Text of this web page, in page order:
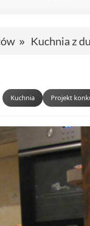
Kuchnia z
Kuchnia Projekt